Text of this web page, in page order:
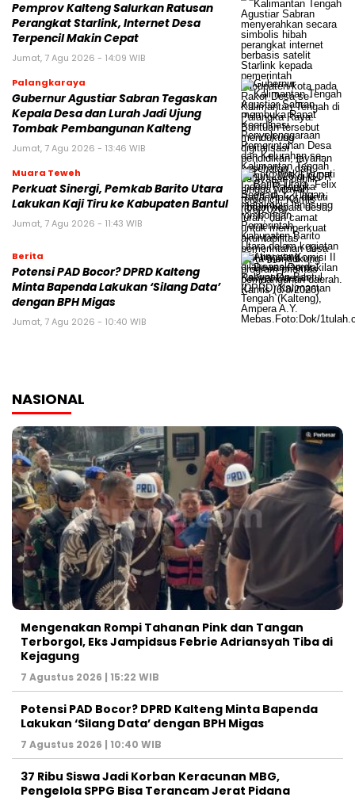
Pemprov Kalteng Salurkan Ratusan
Perangkat Starlink, Internet Desa
Terpencil Makin Cepat
Jumat, 7 Agu 2026 - 14:09 WIB
Palangkaraya
Gubernur Agustiar Sabran Tegaskan
Kepala Desa dan Lurah Jadi Ujung
Tombak Pembangunan Kalteng
Jumat, 7 Agu 2026 - 13:46 WIB
Muara Teweh
Perkuat Sinergi, Pemkab Barito Utara
Lakukan Kaji Tiru ke Kabupaten Bantul
Jumat, 7 Agu 2026 - 11:43 WIB
Berita
Potensi PAD Bocor? DPRD Kalteng
Minta Bapenda Lakukan ‘Silang Data’
dengan BPH Migas
Jumat, 7 Agu 2026 - 10:40 WIB
NASIONAL
Mengenakan Rompi Tahanan Pink dan Tangan
Terborgol, Eks Jampidsus Febrie Adriansyah Tiba di
Kejagung
7 Agustus 2026 | 15:22 WIB
Potensi PAD Bocor? DPRD Kalteng Minta Bapenda
Lakukan ‘Silang Data’ dengan BPH Migas
7 Agustus 2026 | 10:40 WIB
37 Ribu Siswa Jadi Korban Keracunan MBG,
Pengelola SPPG Bisa Terancam Jerat Pidana